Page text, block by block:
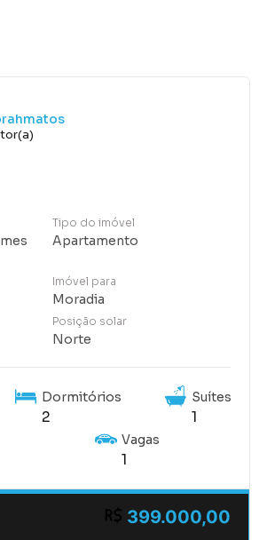
Tipo do imóvel
Apartamento
Imóvel para
Moradia
Posição solar
Norte
Dormitórios
2
Suítes
1
Vagas
1
399.000,00